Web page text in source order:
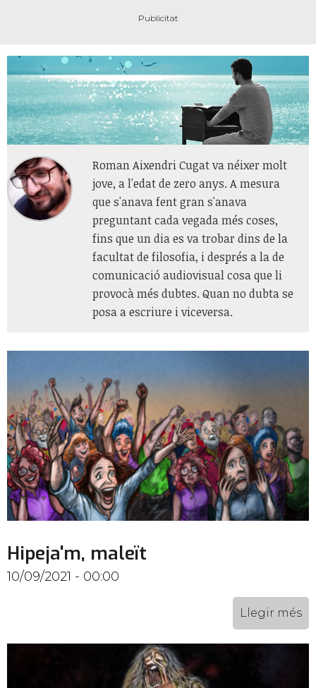
Roman Aixendri Cugat va néixer molt
jove, a l'edat de zero anys. A mesura
que s'anava fent gran s'anava
preguntant cada vegada més coses,
fins que un dia es va trobar dins de la
facultat de filosofia, i després a la de
comunicació audiovisual cosa que li
provocà més dubtes. Quan no dubta se
posa a escriure i viceversa.
Hipeja'm, maleït
10/09/2021 - 00:00
Llegir més